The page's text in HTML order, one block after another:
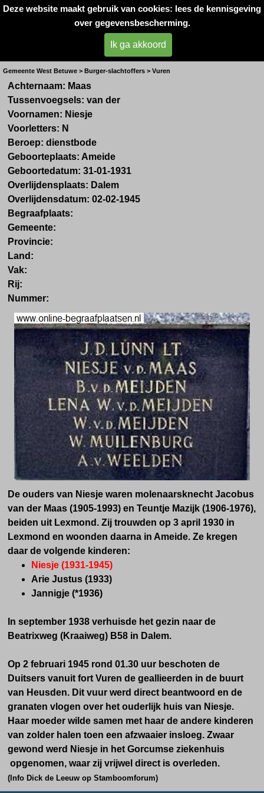
Deze website maakt gebruik van cookies: lees de kennisgeving
over gegevensbescherming.
Ik ga akkoord
Oorlogsslachtoffers
West- Betuwe
Gemeente West Betuwe > Burger-slachtoffers > Vuren
Achternaam: Maas
Tussenvoegsels: van der
Voornamen: Niesje
Voorletters: N
Beroep: dienstbode
Geboorteplaats: Ameide
Geboortedatum: 31-01-1931
Overlijdensplaats: Dalem
Overlijdensdatum: 02-02-1945
Begraafplaats:
Gemeente:
Provincie:
Land:
Vak:
Rij:
Nummer:
De ouders van Niesje waren molenaarsknecht Jacobus
van der Maas (1905-1993) en Teuntje Mazijk (1906-1976),
beiden uit Lexmond . Zij trouwden op 3 april 1930 in
Lexmond en woonden daarna in Ameide. Ze kregen
daar de volgende kinderen:
Niesje (1931-1945)
Arie Justus (1933)
Jannigje (*1936)
In september 1938 verhuisde het gezin naar de
Beatrixweg (Kraaiweg) B58 in Dalem.
Op 2 februari 1945 rond 01.30 uur beschoten de
Duitsers vanuit fort Vuren de geallieerden in de buurt
van Heusden. Dit vuur werd direct beantwoord en de
granaten vlogen over het ouderlijk huis van Niesje.
Haar moeder wilde samen met haar de andere kinderen
van zolder halen toen een afzwaaier insloeg. Zwaar
gewond werd Niesje in het Gorcumse ziekenhuis
opgenomen, waar zij vrijwel direct is overleden.
(Info Dick de Leeuw op Stamboomforum)